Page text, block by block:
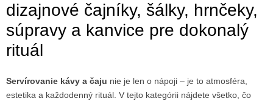
dizajnové čajníky, šálky, hrnčeky,
súpravy a kanvice pre dokonalý
rituál
Servírovanie kávy a čaju nie je len o nápoji – je to atmosféra,
estetika a každodenný rituál. V tejto kategórii nájdete všetko, čo